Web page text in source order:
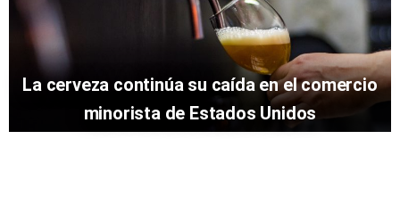
La cerveza continúa su caída en el comercio
minorista de Estados Unidos